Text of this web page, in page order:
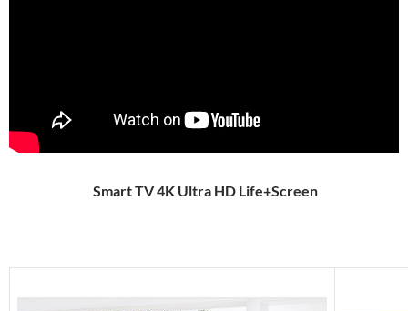
Smart TV 4K Ultra HD Life+Screen